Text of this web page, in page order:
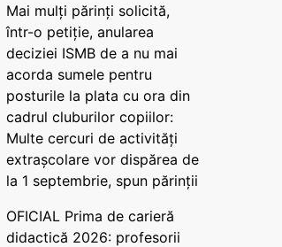
Mai mulți părinți solicită,
într-o petiție, anularea
deciziei ISMB de a nu mai
acorda sumele pentru
posturile la plata cu ora din
cadrul cluburilor copiilor:
Multe cercuri de activități
extrașcolare vor dispărea de
la 1 septembrie, spun părinții
OFICIAL Prima de carieră
didactică 2026: profesorii